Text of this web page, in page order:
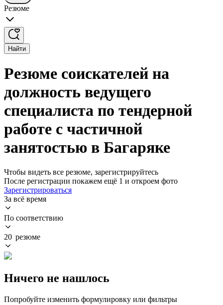
Резюме
Найти
Резюме соискателей на
должность ведущего
специалиста по тендерной
работе с частичной
занятостью в Багаряке
Чтобы видеть все резюме, зарегистрируйтесь
После регистрации покажем ещё 1 и откроем фото
Зарегистрироваться
За всё время
По соответствию
20 резюме
Ничего не нашлось
Попробуйте изменить формулировку или фильтры